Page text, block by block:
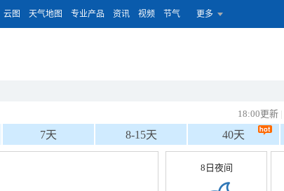
云图 天气地图 专业产品 资讯 视频 节气 更多
18:00更新 |
7天 8-15天 40天
8日夜间